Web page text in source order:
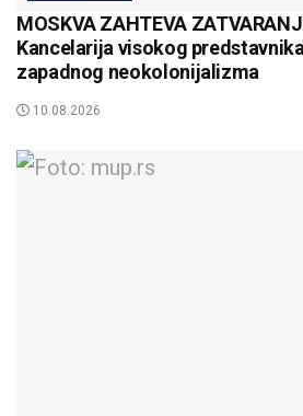
MOSKVA ZAHTEVA
Kancelarija visokog
zapadnog neokolonijalizma
10.08.2026